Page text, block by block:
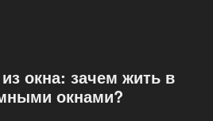
окна: зачем жить в
окнами?